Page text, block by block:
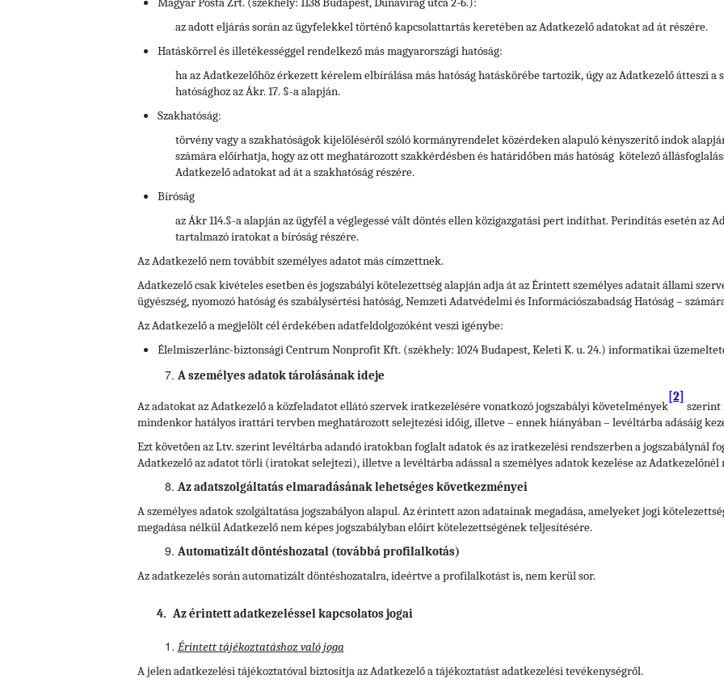
Magyar Posta Zrt. (székhely: 1138 Budapest, Dunavirág utca 2-6.):
az adott eljárás során az ügyfelekkel történő kapcsolattartás keretében az Adatkezelő adatokat ad át részére.
Hatáskörrel és illetékességgel rendelkező más magyarországi hatóság:
ha az Adatkezelőhöz érkezett kérelem elbírálása más hatóság hatáskörébe tartozik, úgy az Adatkezelő átteszi a
hatósághoz az Ákr. 17. §-a alapján.
Szakhatóság:
törvény vagy a szakhatóságok kijelöléséről szóló kormányrendelet közérdeken alapuló kényszerítő indok
számára előírhatja, hogy az ott meghatározott szakkérdésben és határidőben más hatóság kötelező
Adatkezelő adatokat ad át a szakhatóság részére.
Bíróság
az Ákr 114.§-a alapján az ügyfél a véglegessé vált döntés ellen közigazgatási pert indíthat. Perindítás esetén az
tartalmazó iratokat a bíróság részére.
Az Adatkezelő nem továbbít személyes adatot más címzettnek.
Adatkezelő csak kivételes esetben és jogszabályi kötelezettség alapján adja át az Érintett személyes adatait állami
ügyészség, nyomozó hatóság és szabálysértési hatóság, Nemzeti Adatvédelmi és Információszabadság Hatóság –
Az Adatkezelő a megjelölt cél érdekében adatfeldolgozóként veszi igénybe:
Élelmiszerlánc-biztonsági Centrum Nonprofit Kft. (székhely: 1024 Budapest, Keleti K. u. 24.) informatikai
A személyes adatok tárolásának ideje
Az adatokat az Adatkezelő a közfeladatot ellátó szervek iratkezelésére vonatkozó jogszabályi követelmények
[2]
szerint
mindenkor hatályos irattári tervben meghatározott selejtezési időig, illetve – ennek hiányában – levéltárba adásáig
Ezt követően az Ltv. szerint levéltárba adandó iratokban foglalt adatok és az iratkezelési rendszerben a jogszabálynál
Adatkezelő az adatot törli (iratokat selejtezi), illetve a levéltárba adással a személyes adatok kezelése az Adatkezelőnél
Az adatszolgáltatás elmaradásának lehetséges következményei
A személyes adatok szolgáltatása jogszabályon alapul. Az érintett azon adatainak megadása, amelyeket jogi
megadása nélkül Adatkezelő nem képes jogszabályban előírt kötelezettségének teljesítésére.
Automatizált döntéshozatal (továbbá profilalkotás)
Az adatkezelés során automatizált döntéshozatalra, ideértve a profilalkotást is, nem kerül sor.
4. Az érintett adatkezeléssel kapcsolatos jogai
Érintett tájékoztatáshoz való joga
A jelen adatkezelési tájékoztatóval biztosítja az Adatkezelő a tájékoztatást adatkezelési tevékenységről.